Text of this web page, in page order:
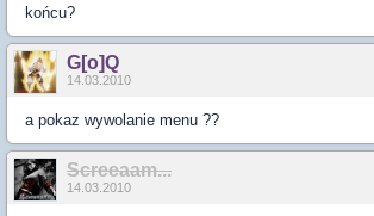
końcu?
G[o]Q
14.03.2010
a pokaz wywolanie menu ??
Screeaam...
14.03.2010